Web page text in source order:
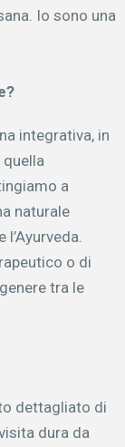
Io sono una
integrativa, in
a
naturale
o di
tra le
dettagliato di
dura da